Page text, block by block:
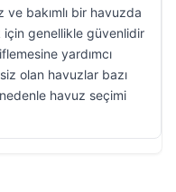
ve bakımlı bir havuzda
genellikle güvenlidir
yardımcı
olan havuzlar bazı
havuz seçimi